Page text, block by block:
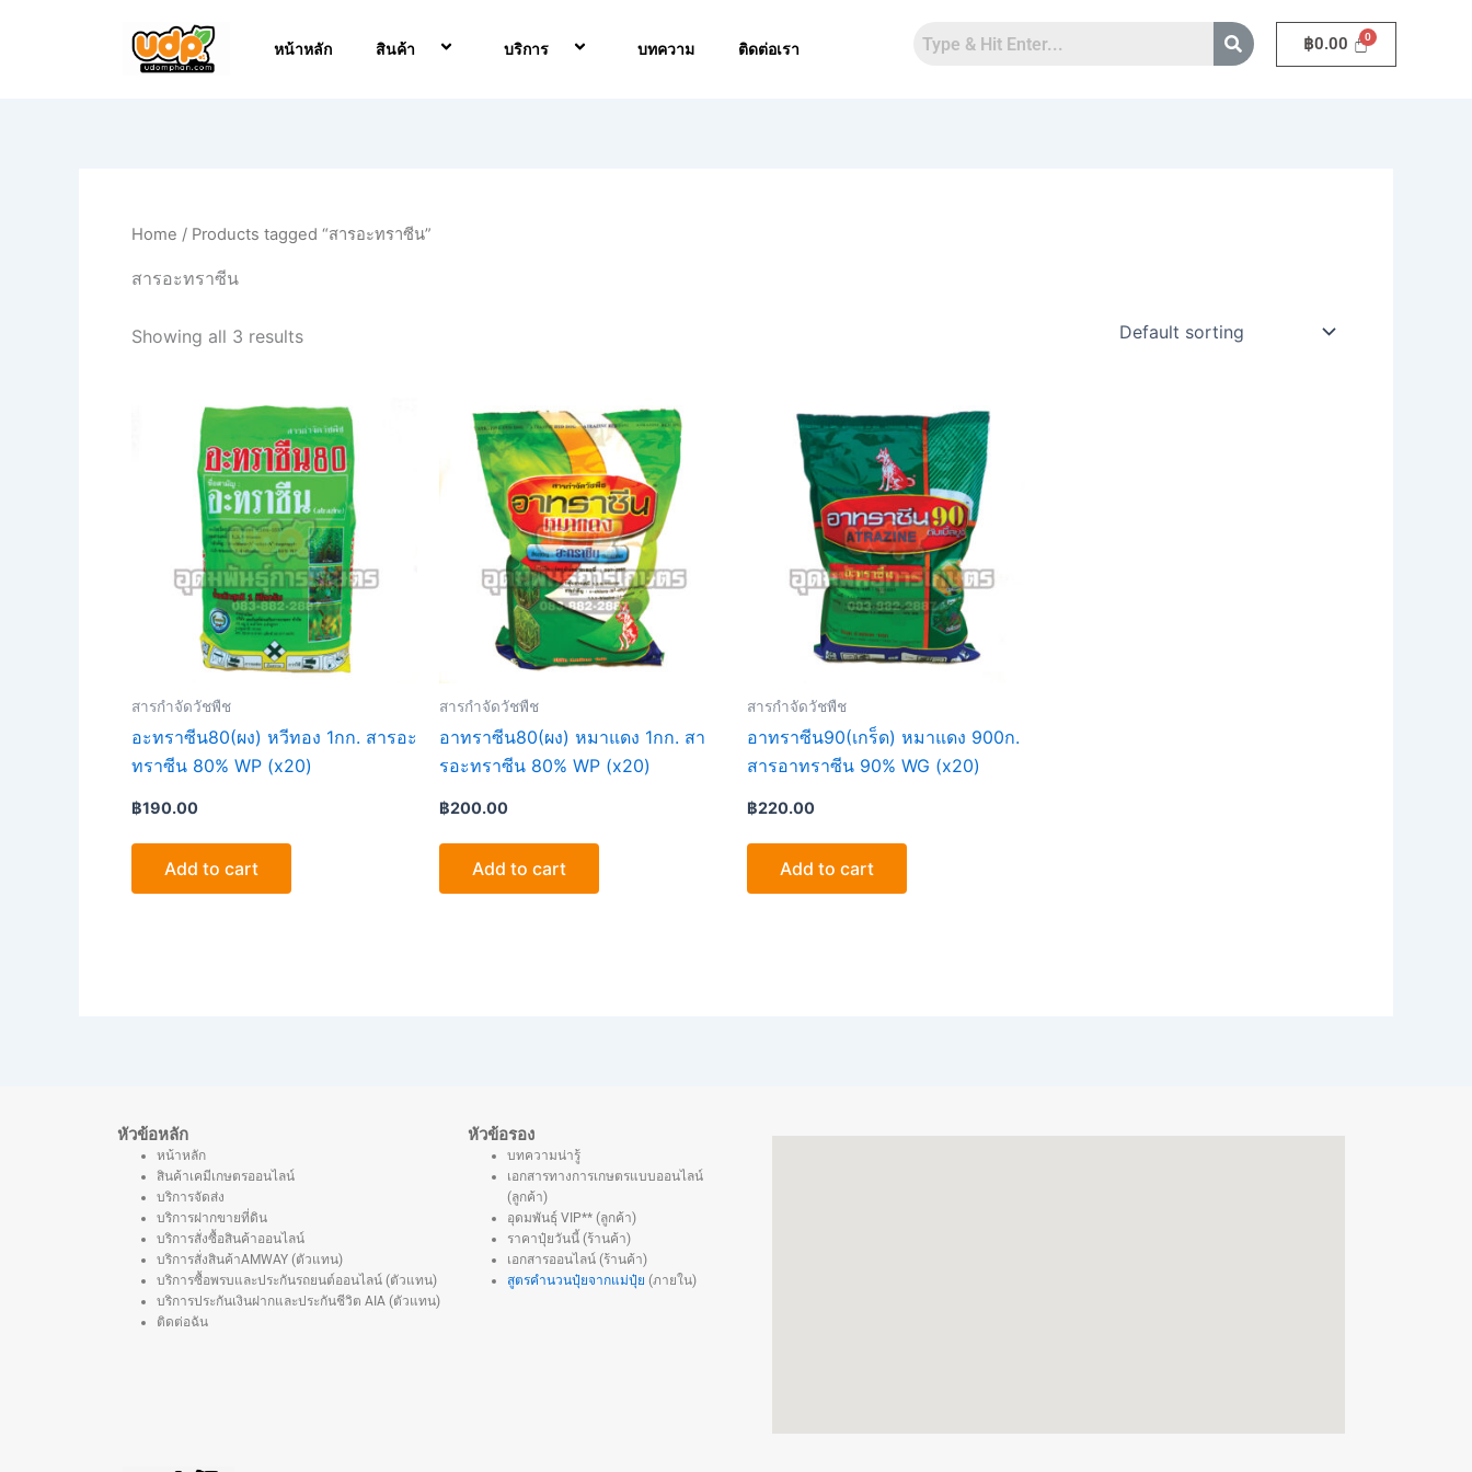
หน้าหลัก สินค้า บริการ บทความ ติดต่อเรา ฿0.00
Home / Products tagged “สารอะทราซีน”
สารอะทราซีน
Showing all 3 results
สารกำจัดวัชพืช
อะทราซีน80(ผง) หวีทอง 1กก. สารอะ
ทราซีน 80% WP (x20)
฿190.00
Add to cart
สารกำจัดวัชพืช
อาทราซีน80(ผง) หมาแดง 1กก. สา
รอะทราซีน 80% WP (x20)
฿200.00
Add to cart
สารกำจัดวัชพืช
อาทราซีน90(เกร็ด) หมาแดง 900ก.
สารอาทราซีน 90% WG (x20)
฿220.00
Add to cart
หัวข้อหลัก
หน้าหลัก
สินค้าเคมีเกษตรออนไลน์
บริการจัดส่ง
บริการฝากขายที่ดิน
บริการสั่งซื้อสินค้าออนไลน์
บริการสั่งสินค้าAMWAY (ตัวแทน)
บริการซื้อพรบและประกันรถยนต์ออนไลน์ (ตัวแทน)
บริการประกันเงินฝากและประกันชีวิต AIA (ตัวแทน)
ติดต่อฉัน
หัวข้อรอง
บทความน่ารู้
เอกสารทางการเกษตรแบบออนไลน์
(ลูกค้า)
อุดมพันธุ์ VIP** (ลูกค้า)
ราคาปุ๋ยวันนี้ (ร้านค้า)
เอกสารออนไลน์ (ร้านค้า)
สูตรคำนวนปุ๋ยจากแม่ปุ๋ย (ภายใน)